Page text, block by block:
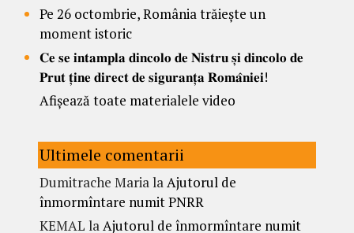
Pe 26 octombrie, România trăiește un
moment istoric
𝐂𝐞 𝐬𝐞 𝐢𝐧𝐭𝐚𝐦𝐩𝐥𝐚 𝐝𝐢𝐧𝐜𝐨𝐥𝐨 𝐝𝐞 𝐍𝐢𝐬𝐭𝐫𝐮 𝐬̦𝐢 𝐝𝐢𝐧𝐜𝐨𝐥𝐨 𝐝𝐞
𝐏𝐫𝐮𝐭 𝐭̦𝐢𝐧𝐞 𝐝𝐢𝐫𝐞𝐜𝐭 𝐝𝐞 𝐬𝐢𝐠𝐮𝐫𝐚𝐧𝐭̦𝐚 𝐑𝐨𝐦𝐚̂𝐧𝐢𝐞𝐢!
Afișează toate materialele video
Ultimele comentarii
Dumitrache MarialaAjutorul de
înmormîntare numit PNRR
KEMAL laAjutorul de înmormîntare numit